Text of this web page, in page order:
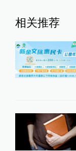
相关推荐